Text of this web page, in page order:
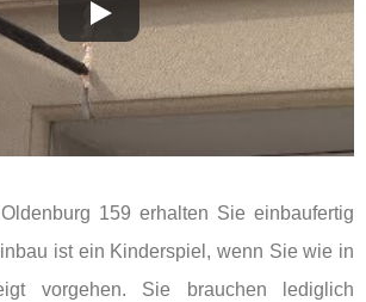
159 erhalten Sie einbaufertig
ist ein Kinderspiel, wenn Sie wie in
vorgehen. Sie brauchen lediglich